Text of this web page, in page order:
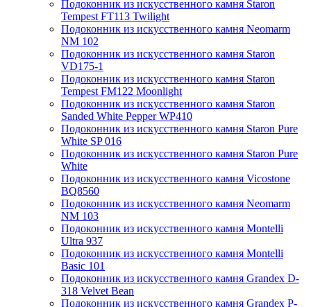
Подоконник из искусственного камня Staron
Tempest FT113 Twilight
Подоконник из искусственного камня Neomarm
NM 102
Подоконник из искусственного камня Staron
VD175-1
Подоконник из искусственного камня Staron
Tempest FM122 Moonlight
Подоконник из искусственного камня Staron
Sanded White Pepper WP410
Подоконник из искусственного камня Staron Pure
White SP 016
Подоконник из искусственного камня Staron Pure
White
Подоконник из искусственного камня Vicostone
BQ8560
Подоконник из искусственного камня Neomarm
NM 103
Подоконник из искусственного камня Montelli
Ultra 937
Подоконник из искусственного камня Montelli
Basic 101
Подоконник из искусственного камня Grandex D-
318 Velvet Bean
Подоконник из искусственного камня Grandex P-